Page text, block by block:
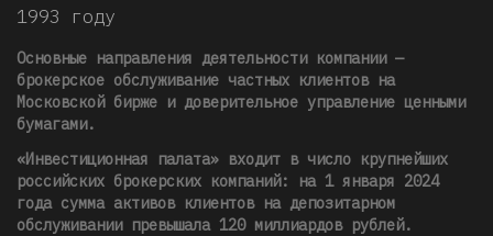
1993 году
Основные направления деятельности компании —
брокерское обслуживание частных клиентов на
Московской бирже и доверительное управление ценными
бумагами.
«Инвестиционная палата» входит в число крупнейших
российских брокерских компаний: на 1 января 2024
года сумма активов клиентов на депозитарном
обслуживании превышала 120 миллиардов рублей.